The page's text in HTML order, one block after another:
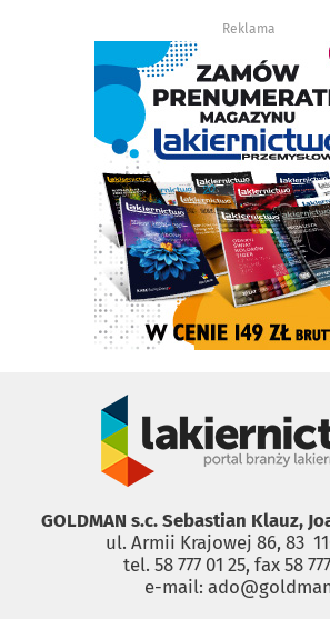
Reklama
GOLDMAN s.c. Sebastian Klauz,
ul. Armii Krajowej 86, 83
tel. 58 777 01 25, fax 58
e-mail: